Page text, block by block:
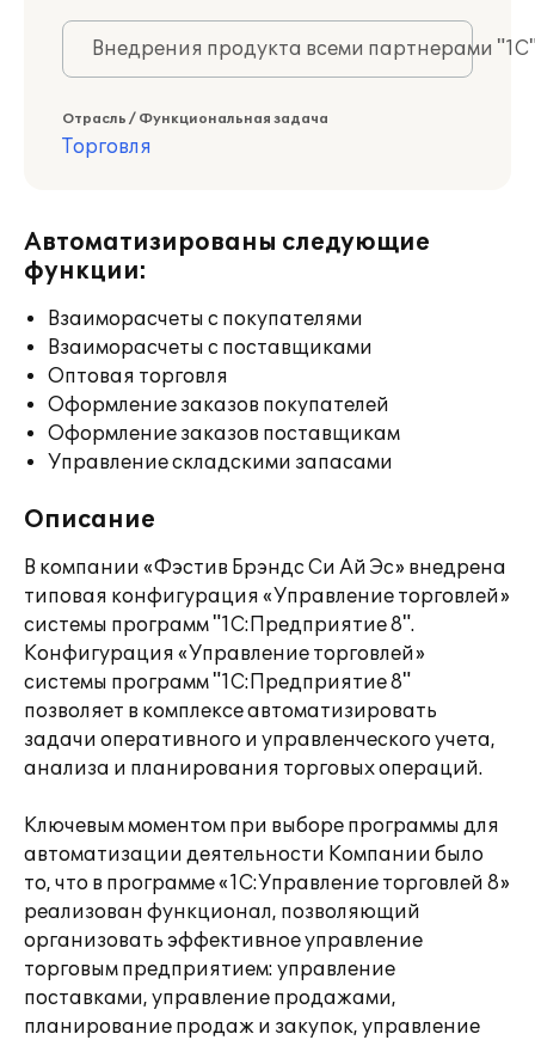
Внедрения продукта всеми партнерами
Отрасль / Функциональная задача
Торговля
Автоматизированы следующие
функции:
Взаиморасчеты с покупателями
Взаиморасчеты с поставщиками
Оптовая торговля
Оформление заказов покупателей
Оформление заказов поставщикам
Управление складскими запасами
Описание
В компании «Фэстив Брэндс Си Ай Эс» внедрена
типовая конфигурация «Управление торговлей»
системы программ "1С:Предприятие 8".
Конфигурация «Управление торговлей»
системы программ "1С:Предприятие 8"
позволяет в комплексе автоматизировать
задачи оперативного и управленческого учета,
анализа и планирования торговых операций.
Ключевым моментом при выборе программы для
автоматизации деятельности Компании было
то, что в программе «1С:Управление торговлей 8»
реализован функционал, позволяющий
организовать эффективное управление
торговым предприятием: управление
поставками, управление продажами,
планирование продаж и закупок, управление